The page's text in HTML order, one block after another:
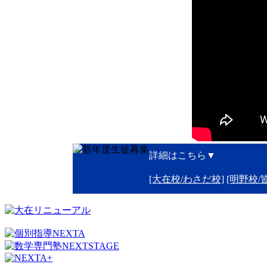
詳細はこちら▼
[大在校/わさだ校] [明野校/